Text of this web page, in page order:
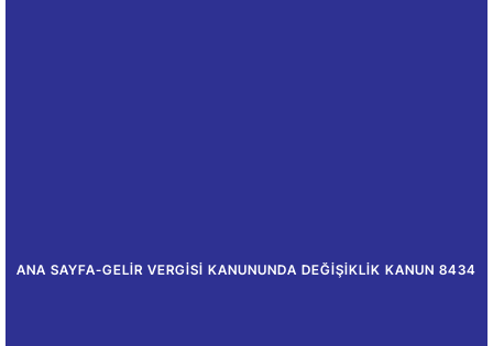
ANA SAYFA-GELIR VERGISI KANUNUNDA DEĞIŞIKLIK KANUN 8434